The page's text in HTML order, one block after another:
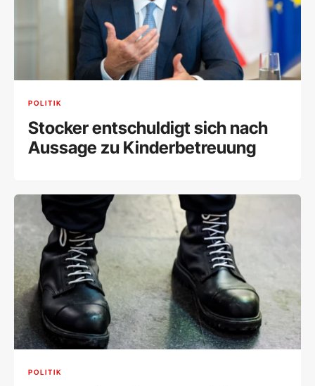
POLITIK
Stocker entschuldigt sich nach
Aussage zu Kinderbetreuung
POLITIK